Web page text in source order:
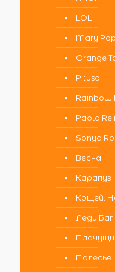
LOL
Mary
Orange
Pituso
Rainbow
Paola
Sonya
Весна
Карапуз
Кощей.
Леди
Полесье